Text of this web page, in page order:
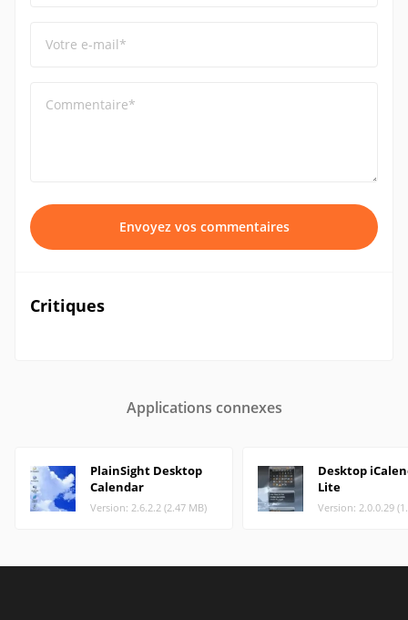
Votre e-mail*
Commentaire*
Envoyez vos commentaires
Critiques
Applications connexes
PlainSight Desktop
Calendar
Version: 2.6.2.2 (2.47 MB)
Desktop
Lite
Version: 2.0.0.29